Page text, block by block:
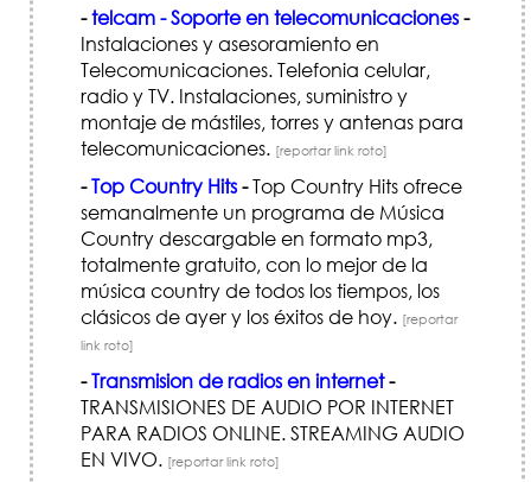
-telcam - Soporte en telecomunicaciones-
Instalaciones y asesoramiento en
Telecomunicaciones. Telefonia celular,
radio y TV. Instalaciones, suministro y
montaje de mástiles, torres y antenas para
telecomunicaciones. [reportar link roto]
-Top Country Hits-Top Country Hits ofrece
semanalmente un programa de Música
Country descargable en formato mp3,
totalmente gratuito, con lo mejor de la
música country de todos los tiempos, los
clásicos de ayer y los éxitos de hoy. [reportar
link roto]
-Transmision de radios en internet-
TRANSMISIONES DE AUDIO POR INTERNET
PARA RADIOS ONLINE. STREAMING AUDIO
EN VIVO. [reportar link roto]